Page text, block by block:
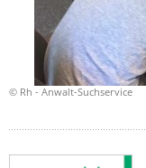
© Rh - Anwalt-Suchservice